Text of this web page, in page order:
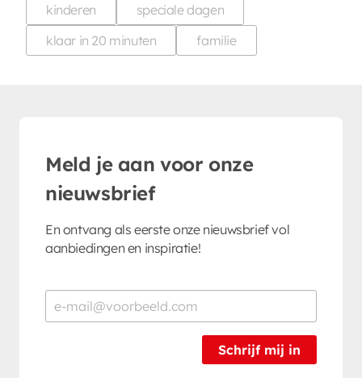
kinderen
speciale dagen
klaar in 20 minuten
familie
Meld je aan voor onze
nieuwsbrief
En ontvang als eerste onze nieuwsbrief vol
aanbiedingen en inspiratie!
Schrijf mij in